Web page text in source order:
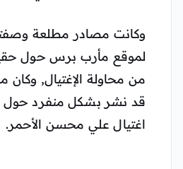
وكانت مصادر مطلعة
لموقع مأرب برس حول
من محاولة الإغتيال,
قد نشر بشكل منفرد حول
اغتيال علي محسن الأحمر.